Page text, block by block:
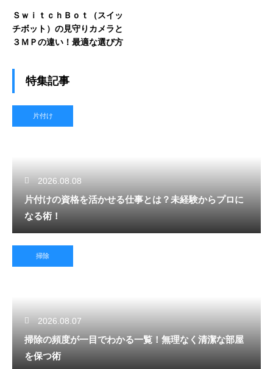
ＳｗｉｔｃｈＢｏｔ（スイッ
チボット）の見守りカメラと
３ＭＰの違い！最適な選び方
特集記事
片付け
2026.08.08
片付けの資格を活かせる仕事とは？未経験からプロに
なる術！
掃除
2026.08.07
掃除の頻度が一目でわかる一覧！無理なく清潔な部屋
を保つ術